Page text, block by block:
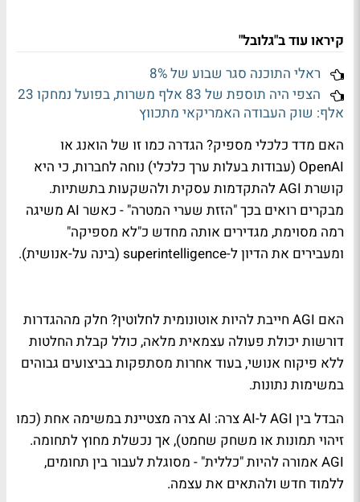
קיראו עוד ב"גלובל"
ראלי התוכנה סגר שבוע של 8%
הצפי היה תוספת של 83 אלף משרות, בפועל נמחקו 23
אלף: שוק העבודה האמריקאי מתכווץ
האם מדד כלכלי מספיק? הגדרה כמו זו של הואנג או
OpenAI (עבודות בעלות ערך כלכלי) נוחה לחברות, כי היא
קושרת AGI להתקדמות עסקית ולהשקעות בתשתיות.
מבקרים רואים בכך "הזזת שערי המטרה" - כאשר AI משיגה
רמה מסוימת, מגדירים אותה מחדש כ"לא מספיקה"
ומעבירים את הדיון ל-superintelligence (בינה על-אנושית).
האם AGI חייבת להיות אוטונומית לחלוטין? חלק מההגדרות
דורשות יכולת פעולה עצמאית מלאה, כולל קבלת החלטות
ללא פיקוח אנושי, בעוד אחרות מסתפקות בביצועים גבוהים
במשימות נתונות.
הבדל בין AGI ל-AI צרה: AI צרה מצטיינת במשימה אחת (כמו
זיהוי תמונות או משחק שחמט), אך נכשלת מחוץ לתחומה.
AGI אמורה להיות "כללית" - מסוגלת לעבור בין תחומים,
ללמוד חדש ולהתאים את עצמה.